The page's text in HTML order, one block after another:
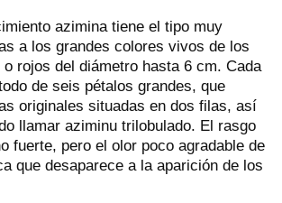
azimina tiene el tipo muy
a los grandes colores vivos de los
rojos del diámetro hasta 6 cm. Cada
de seis pétalos grandes, que
originales situadas en dos filas, así
llamar aziminu trilobulado. El rasgo
fuerte, pero el olor poco agradable de
que desaparece a la aparición de los